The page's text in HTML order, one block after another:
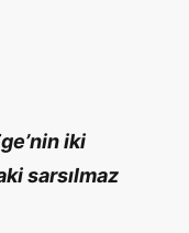
iki
sarsılmaz